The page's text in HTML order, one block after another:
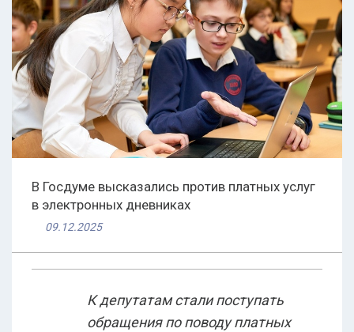
В Госдуме высказались против платных услуг
в электронных дневниках
09.12.2025
К депутатам стали поступать
обращения по поводу платных